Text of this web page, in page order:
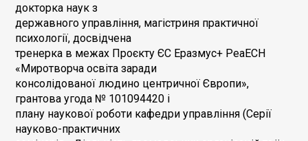
докторка наук з
державного управління, магістриня практичної
психології, досвідчена
тренерка в межах Проєкту ЄС Еразмус+ PeaECH
«Миротворча освіта заради
консолідованої людино центричної Європи»,
грантова угода № 101094420 і
плану наукової роботи кафедри управління (Серії
науково-практичних